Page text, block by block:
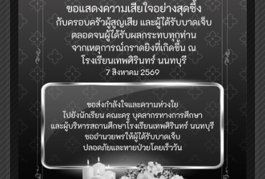
ระบบสำรวจแววความสามารถพิเศษ(วัดแวว)
การแนะแนวดูแลสุขภาพจิตนักเรียนและระบบการดูแลช่วยเหลือนักเรียนใน
สถานศึกษา สังกัด สพฐ.(hero OBEC care)
ปฏิทินกิจกรรม
eDOC-ระบบสารบรรณอิเล็กทรอนิกส์
eDMS-ระบบการจัดการเอกสารอิเล็กทรอนิกส์
eBooking-ระบบจองห้องประชุม
ระบบสนับสนุนการบริหารจัดการสำนักงานเขตพื้นที่การศึกษา(AMSS++)
ระบบตรวจสอบเงินเดือน (E-Money)
ระบบบริหารจัดการข้อมูลสารสนเทศของสถานศึกษา สพม.บุรีรัมย์
ระบบจัดเก็บข้อมูลนักเรียนรายบุคคล (DMC)
ระบบดูแลช่วยเหลือนักเรียน สพม.บุรีรัมย์(Care for All)